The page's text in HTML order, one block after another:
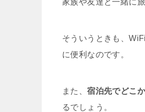
家族や友達と一緒に
そういうときも、
に便利なのです。
また、宿泊先でどこ
るでしょう。